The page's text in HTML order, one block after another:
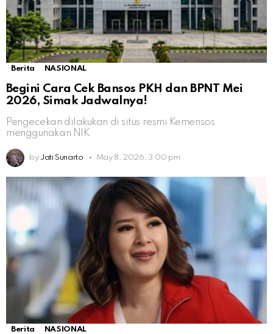
Berita NASIONAL
Begini Cara Cek Bansos PKH dan BPNT Mei
2026, Simak Jadwalnya!
Pengecekan dilakukan di situs resmi Kemensos
menggunakan NIK
by Jati Sunarto May 8, 2026, 3:00 pm
Berita NASIONAL